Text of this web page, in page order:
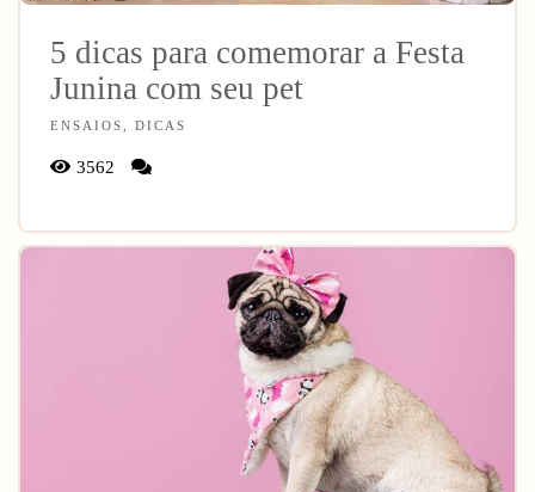
5 dicas para comemorar a Festa
Junina com seu pet
ENSAIOS, DICAS
3562